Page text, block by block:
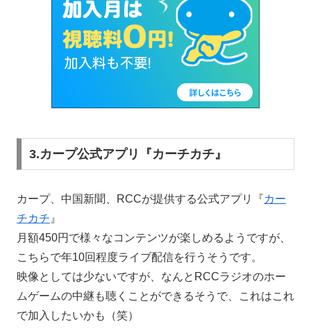
3.カープ公式アプリ『カーチカチ』
カープ、中国新聞、RCCが提供する公式アプリ『カー
チカチ 』
月額450円で様々なコンテンツが楽しめるようですが、
こちらで年10回程度ライブ配信を行うそうです。
映像としては少ないですが、なんとRCCラジオのホー
ムゲームの中継も聴くことができるそうで、これはこれ
で加入したいかも（笑）